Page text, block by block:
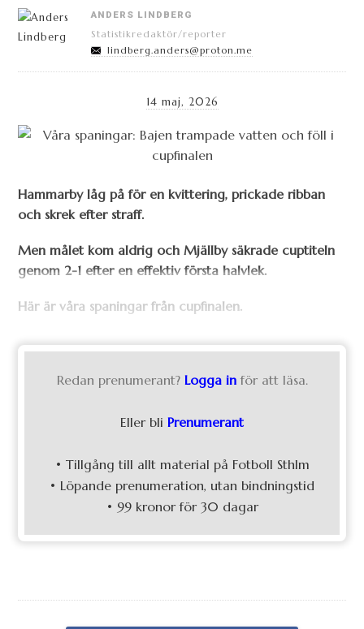
ANDERS LINDBERG
Statistikredaktör/reporter
lindberg.anders@proton.me
14 maj, 2026
Hammarby låg på för en kvittering, prickade ribban
och skrek efter straff.
Men målet kom aldrig och Mjällby säkrade cuptiteln
genom 2-1 efter en effektiv första halvlek.
Här är våra spaningar från cupfinalen.
Redan prenumerant? Logga in för att läsa.
Eller bli Prenumerant
• Tillgång till allt material på Fotboll Sthlm
• Löpande prenumeration, utan bindningstid
• 99 kronor för 30 dagar